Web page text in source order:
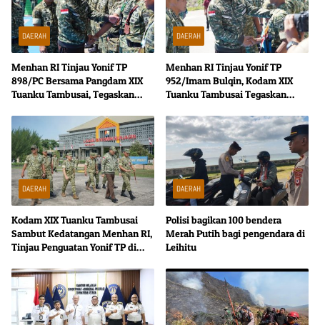
DAERAH
Menhan RI Tinjau Yonif TP
898/PC Bersama Pangdam XIX
Tuanku Tambusai, Tegaskan
DAERAH
Menhan RI Tinjau Yonif TP
952/Imam Bulqin, Kodam XIX
Tuanku Tambusai Tegaskan
DAERAH
Kodam XIX Tuanku Tambusai
Sambut Kedatangan Menhan RI,
Tinjau Penguatan Yonif TP di
DAERAH
Polisi bagikan 100 bendera
Merah Putih bagi pengendara di
Leihitu